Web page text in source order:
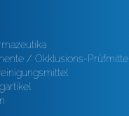
/ Okklusions-Prüfmittel